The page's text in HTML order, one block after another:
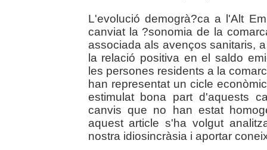
L'evolució demogrà?ca a l'Alt
canviat la ?sonomia de la
associada als avenços sanitaris,
la relació positiva en el saldo
les persones residents a la
han representat un cicle
estimulat bona part d'aquests
canvis que no han estat
aquest article s'ha volgut
nostra idiosincràsia i aportar